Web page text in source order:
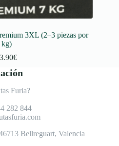
3XL (2–3 piezas por
kg)
€
Furia?
282 844
Bellreguart, Valencia